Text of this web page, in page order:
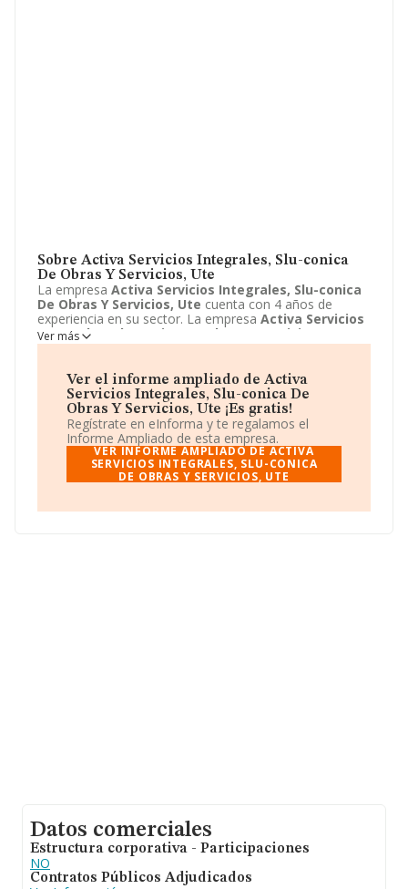
Sobre Activa Servicios Integrales, Slu-conica
De Obras Y Servicios, Ute
La empresa Activa Servicios Integrales, Slu-conica
De Obras Y Servicios, Ute cuenta con 4 años de
experiencia en su sector. La empresa Activa Servicios
Integrales, Slu-conica De Obras Y Servicios, Ute
con domicilio en Avenida Ciudad de Ubeda, 15, rus, jaen.
edificios residenciales. La empresaActiva Servicios
Integrales, Slu-conica De Obras Y Servicios, Ute
está inscrita como Unión temporal de empresas.
Ver más
Ver el informe ampliado de Activa
Servicios Integrales, Slu-conica De
Obras Y Servicios, Ute ¡Es gratis!
Regístrate en eInforma y te regalamos el
Informe Ampliado de esta empresa.
VER INFORME AMPLIADO DE ACTIVA
SERVICIOS INTEGRALES, SLU-CONICA
DE OBRAS Y SERVICIOS, UTE
Datos comerciales
Estructura corporativa - Participaciones
NO
Contratos Públicos Adjudicados